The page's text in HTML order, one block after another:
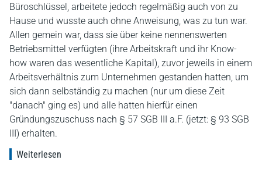
Büroschlüssel, arbeitete jedoch regelmäßig auch von zu
Hause und wusste auch ohne Anweisung, was zu tun war.
Allen gemein war, dass sie über keine nennenswerten
Betriebsmittel verfügten (ihre Arbeitskraft und ihr Know-
how waren das wesentliche Kapital), zuvor jeweils in einem
Arbeitsverhältnis zum Unternehmen gestanden hatten, um
sich dann selbständig zu machen (nur um diese Zeit
"danach" ging es) und alle hatten hierfür einen
Gründungszuschuss nach § 57 SGB III a.F. (jetzt: § 93 SGB
III) erhalten.
Weiterlesen